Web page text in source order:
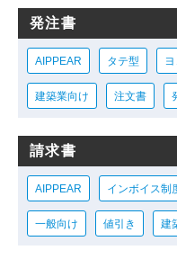
発注書
AIPPEAR タテ型
建築業向け 注文書
請求書
AIPPEAR インボイス制
一般向け 値引き 建